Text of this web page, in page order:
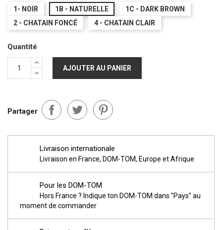
1- NOIR 1B - NATURELLE
1C - DARK BROWN
2 - CHATAIN FONCÉ
4 - CHATAIN CLAIR
Quantité
AJOUTER AU PANIER
Partager
Livraison internationale
Livraison en France, DOM-TOM, Europe et Afrique
Pour les DOM-TOM
Hors France ? Indique ton DOM-TOM dans "Pays" au
moment de commander